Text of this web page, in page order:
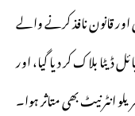
قانون نافذ کرنے والے
بلاک کر دیا گیا، اور
انٹرنیٹ بھی متاثر ہوا۔